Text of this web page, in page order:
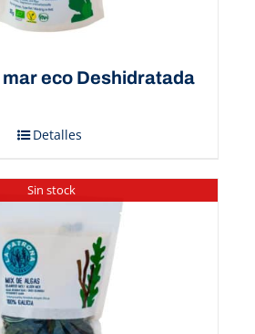
eco Deshidratada
Detalles
Sin stock